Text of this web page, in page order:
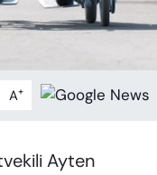
A+
Ayten